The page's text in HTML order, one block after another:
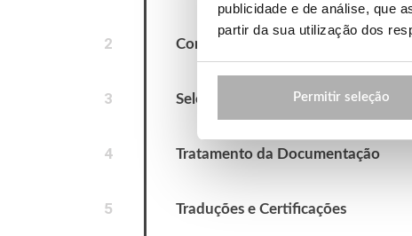
publicidade e de análise, que
partir da sua utilização dos
Permitir seleção
2 Consultoria Educativa
3 Seleção dos Cursos
4 Tratamento da Documentação
5 Traduções e Certificações